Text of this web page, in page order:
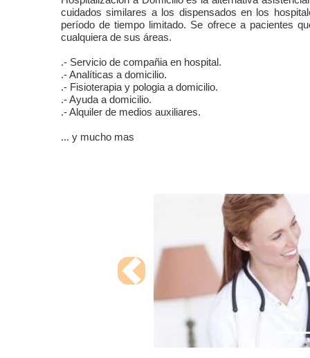
cuidados similares a los dispensados en los
período de tiempo limitado. Se ofrece a pacientes
cualquiera de sus áreas.
.- Servicio de compañia en hospital.
.- Analíticas a domicilio.
.- Fisioterapia y pologia a domicilio.
.- Ayuda a domicilio.
.- Alquiler de medios auxiliares.
... y mucho mas
Previous